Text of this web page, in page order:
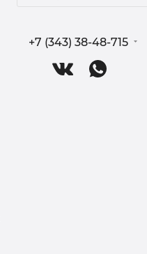
+7 (343) 38-48-715